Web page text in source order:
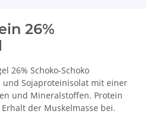
26%
26% Schoko-Schoko
Sojaproteinisolat mit einer
und Mineralstoffen. Protein
der Muskelmasse bei.